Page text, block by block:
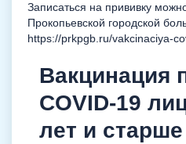
Записаться на прививку
Прокопьевской городской
https://prkpgb.ru/vakcinaciya-
Вакцинация
COVID-19
лет и старше